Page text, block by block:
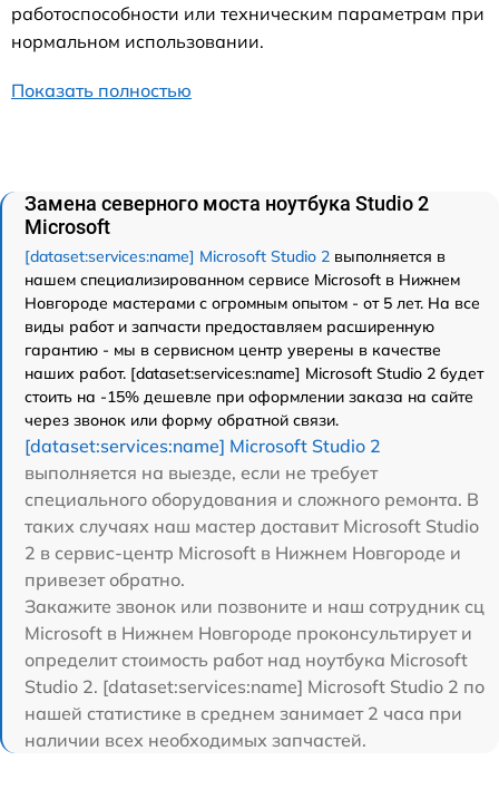
работоспособности или техническим параметрам при
нормальном использовании.
Показать полностью
Замена северного моста ноутбука Studio 2
Microsoft
[dataset:services:name] Microsoft Studio 2 выполняется в
нашем специализированном сервисе Microsoft в Нижнем
Новгороде мастерами с огромным опытом - от 5 лет. На все
виды работ и запчасти предоставляем расширенную
гарантию - мы в сервисном центр уверены в качестве
наших работ. [dataset:services:name] Microsoft Studio 2 будет
стоить на -15% дешевле при оформлении заказа на сайте
через звонок или форму обратной связи.
[dataset:services:name] Microsoft Studio 2
выполняется на выезде, если не требует
специального оборудования и сложного ремонта. В
таких случаях наш мастер доставит Microsoft Studio
2 в сервис-центр Microsoft в Нижнем Новгороде и
привезет обратно.
Закажите звонок или позвоните и наш сотрудник сц
Microsoft в Нижнем Новгороде проконсультирует и
определит стоимость работ над ноутбука Microsoft
Studio 2. [dataset:services:name] Microsoft Studio 2 по
нашей статистике в среднем занимает 2 часа при
наличии всех необходимых запчастей.